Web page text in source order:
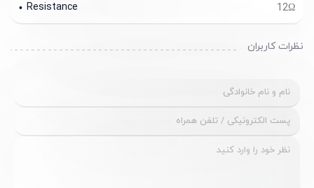
12Ω
Resistance
نظرات کاربران